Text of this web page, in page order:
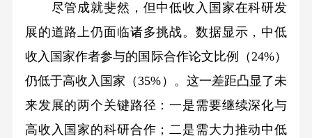
尽管成就斐然，但中低收入国家在科研发
展的道路上仍面临诸多挑战。数据显示，中低
收入国家作者参与的国际合作论文比例（24%）
仍低于高收入国家（35%）。这一差距凸显了未
来发展的两个关键路径：一是需要继续深化与
高收入国家的科研合作；二是需大力推动中低